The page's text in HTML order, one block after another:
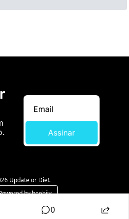
Assinar
Update or Die!.
by beehiiv
0